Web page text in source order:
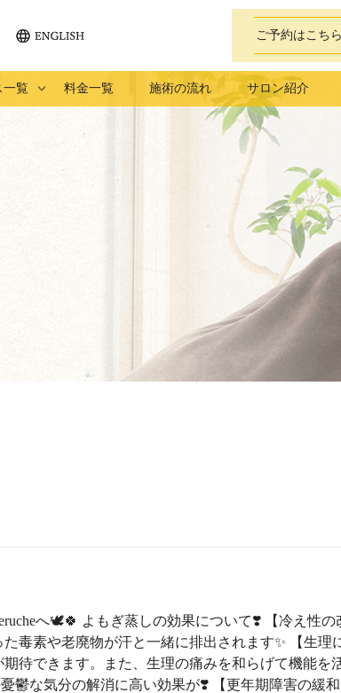
ご予約はこちら
一覧 料金一覧 施術の流れ サロン紹介
へ🕊🍀 よもぎ蒸しの効果について❣️ 【冷え性の
毒素や老廃物が汗と一緒に排出されます✨ 【生理
待できます。また、生理の痛みを和らげて機能を
鬱な気分の解消に高い効果が❣️ 【更年期障害の緩和